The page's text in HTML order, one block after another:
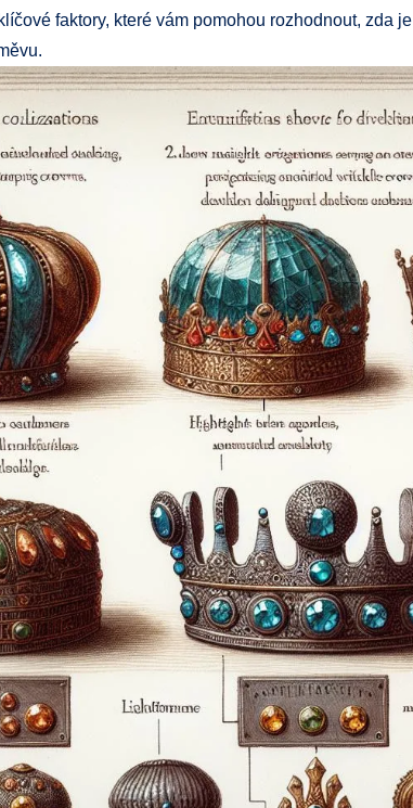
faktory, ‌které ‌vám pomohou⁢ rozhodnout, zda ​je